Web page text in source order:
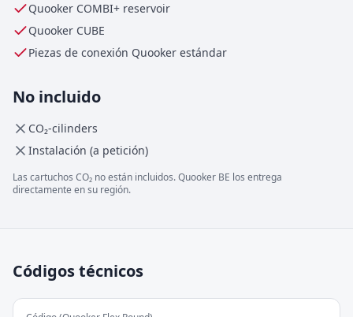
Quooker COMBI+ reservoir
Quooker CUBE
Piezas de conexión Quooker estándar
No incluido
CO₂-cilinders
Instalación (a petición)
Las cartuchos CO₂ no están incluidos. Quooker BE los entrega
directamente en su región.
Códigos técnicos